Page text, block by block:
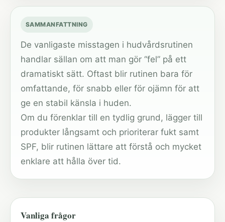
SAMMANFATTNING
De vanligaste misstagen i hudvårdsrutinen
handlar sällan om att man gör “fel” på ett
dramatiskt sätt. Oftast blir rutinen bara för
omfattande, för snabb eller för ojämn för att
ge en stabil känsla i huden.
Om du förenklar till en tydlig grund, lägger till
produkter långsamt och prioriterar fukt samt
SPF, blir rutinen lättare att förstå och mycket
enklare att hålla över tid.
Vanliga frågor